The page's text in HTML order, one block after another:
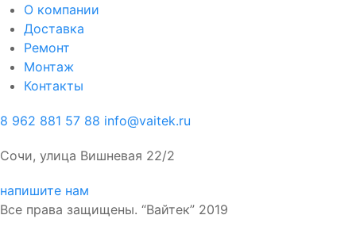
О компании
Доставка
Ремонт
Монтаж
Контакты
8 962 881 57 88 info@vaitek.ru
Сочи, улица Вишневая 22/2
напишите нам
Все права защищены. “Вайтек” 2019